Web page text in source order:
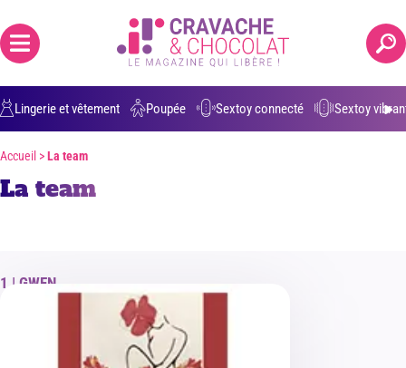
Lingerie et vêtement Poupée Sextoy connecté Sextoy
grossesse Anulingus Ejaculation buccale Parler de
Accueil >La team
La team
GWEN